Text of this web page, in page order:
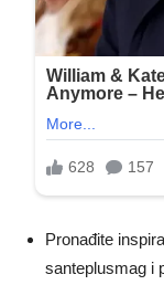
Pronađite
santeplusmag i